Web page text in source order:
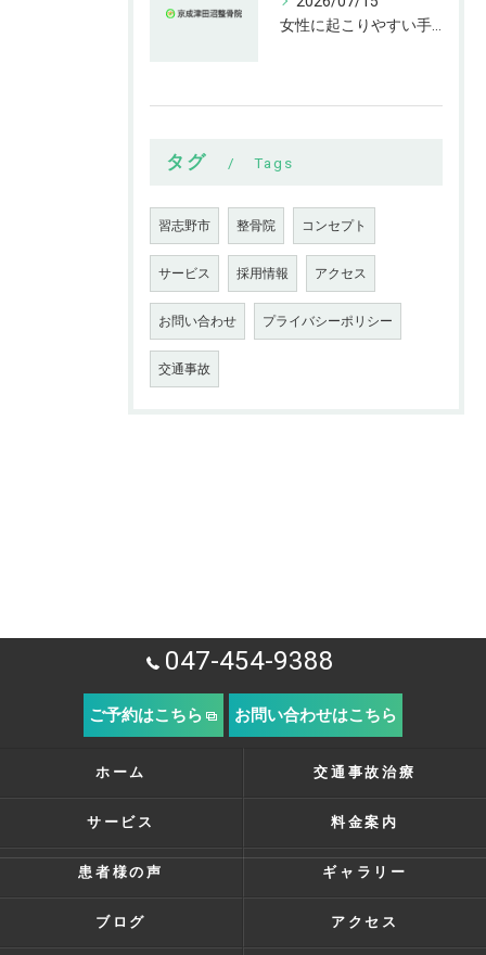
タグ Tags
習志野市 整骨院 コンセプト
サービス 採用情報 アクセス
お問い合わせ プライバシーポリシー
交通事故
047-454-9388
ご予約はこちら お問い合わせはこちら
ホーム 交通事故治療
サービス 料金案内
患者様の声 ギャラリー
ブログ アクセス